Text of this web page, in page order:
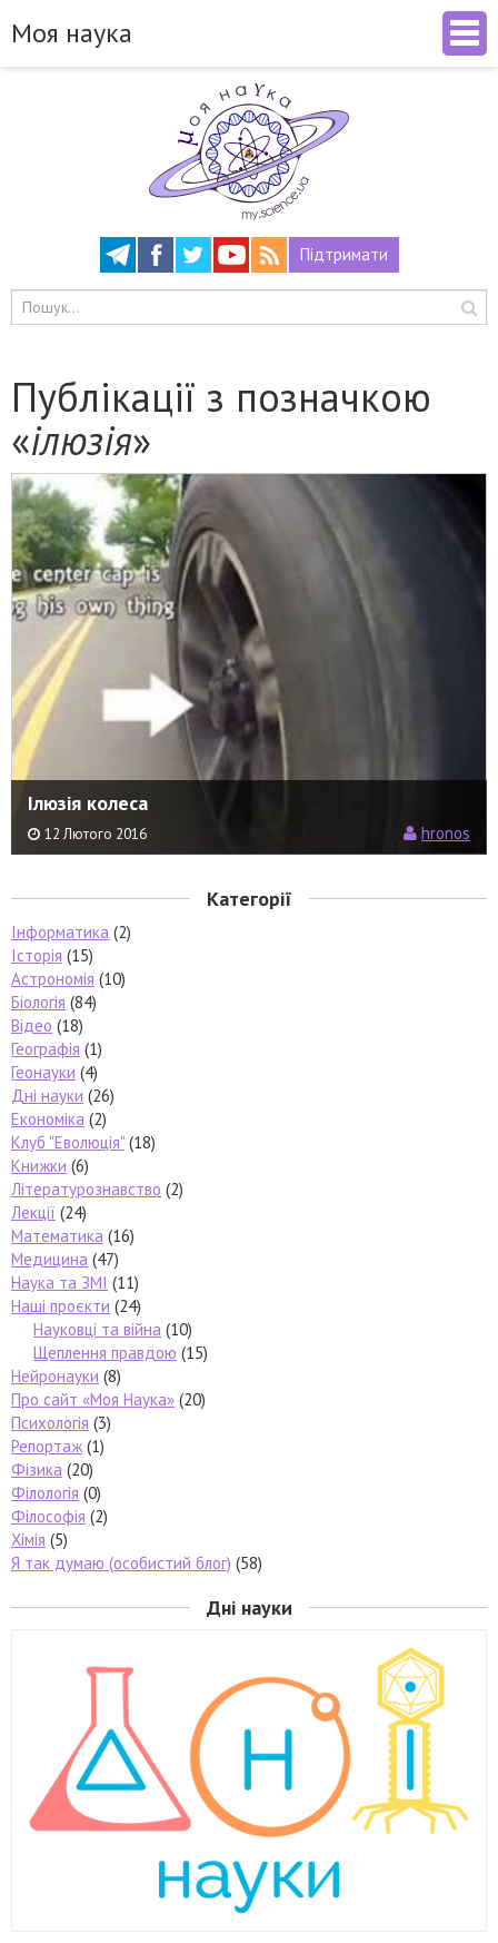
Підтримати
Моя наука
Публікації з позначкою
«ілюзія»
Ілюзія колеса
12 Лютого 2016 hronos
Категорії
Інформатика (2)
Історія (15)
Астрономія (10)
Біологія (84)
Відео (18)
Географія (1)
Геонауки (4)
Дні науки (26)
Економіка (2)
Клуб "Еволюція" (18)
Книжки (6)
Літературознавство (2)
Лекції (24)
Математика (16)
Медицина (47)
Наука та ЗМІ (11)
Наші проєкти (24)
Науковці та війна (10)
Щеплення правдою (15)
Нейронауки (8)
Про сайт «Моя Наука» (20)
Психологія (3)
Репортаж (1)
Фізика (20)
Філологія (0)
Філософія (2)
Хімія (5)
Я так думаю (особистий блог) (58)
Дні науки